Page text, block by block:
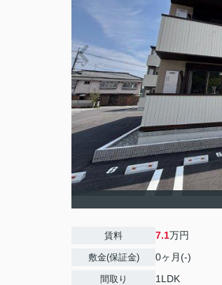
賃料 7.1万円
敷金(保証金) 0ヶ月(-)
間取り 1LDK